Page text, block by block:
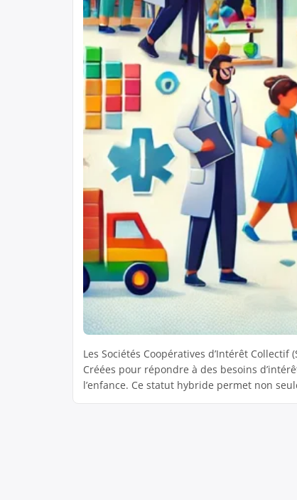
Les Sociétés Coopératives d’Intérêt
Créées pour répondre à des besoins
l’enfance. Ce statut hybride permet non